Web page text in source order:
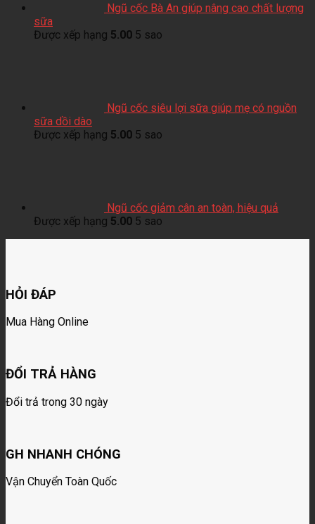
Ngũ cốc Bà An giúp nâng cao chất lượng
sữa
Được xếp hạng 5.00 5 sao
Ngũ cốc siêu lợi sữa giúp mẹ có nguồn
sữa dồi dào
Được xếp hạng 5.00 5 sao
Ngũ cốc giảm cân an toàn, hiệu quả
Được xếp hạng 5.00 5 sao
HỎI ĐÁP
Mua Hàng Online
ĐỔI TRẢ HÀNG
Đổi trả trong 30 ngày
GH NHANH CHÓNG
Vận Chuyển Toàn Quốc